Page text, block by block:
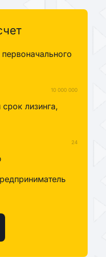
10 000 000
лизинга,
24